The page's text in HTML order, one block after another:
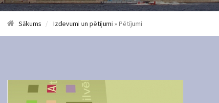
Sākums Izdevumi un pētījumi » Pētījumi